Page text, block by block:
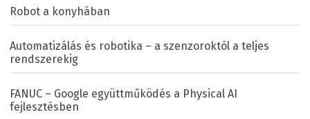
Robot a konyhában
Automatizálás és robotika – a szenzoroktól a teljes
rendszerekig
FANUC – Google együttműködés a Physical AI
fejlesztésben